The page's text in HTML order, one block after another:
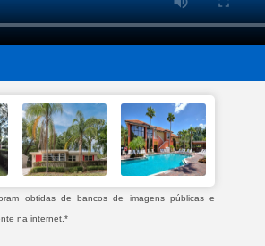
obtidas de bancos de imagens públicas e
na internet.*